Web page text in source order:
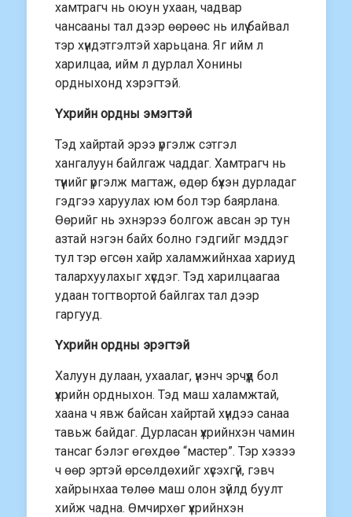
хамтрагч нь оюун ухаан, чадвар
чансааны тал дээр өөрөөс нь илүү байвал
тэр хүндэтгэлтэй харьцана. Яг ийм л
харилцаа, ийм л дурлал Хонины
ордныхонд хэрэгтэй.
Үхрийн ордны эмэгтэй
Тэд хайртай эрээ үргэлж сэтгэл
хангалуун байлгаж чаддаг. Хамтрагч нь
түүнийг үргэлж магтаж, өдөр бүхэн дурладаг
гэдгээ харуулах юм бол тэр баярлана.
Өөрийг нь эхнэрээ болгож авсан эр тун
азтай нэгэн байх болно гэдгийг мэддэг
тул тэр өгсөн хайр халамжийнхаа хариуд
талархуулахыг хүсдэг. Тэд харилцаагаа
удаан тогтвортой байлгах тал дээр
гаргууд.
Үхрийн ордны эрэгтэй
Халуун дулаан, ухаалаг, үнэнч эрчүүд бол
үхрийн ордныхон. Тэд маш халамжтай,
хаана ч явж байсан хайртай хүндээ санаа
тавьж байдаг. Дурласан үхрийнхэн чамин
тансаг бэлэг өгөхдөө “мастер”. Тэр хэзээ
ч өөр эртэй өрсөлдөхийг хүсэхгүй, гэвч
хайрынхаа төлөө маш олон зүйлд буулт
хийж чадна. Өмчирхөг үхрийнхэн